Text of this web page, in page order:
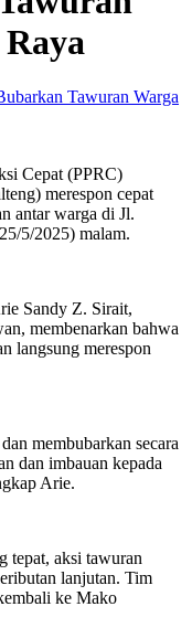
Cepat (PPRC)
merespon cepat
antar warga di Jl.
5/2025) malam.
Sandy Z. Sirait,
membenarkan bahwa
langsung merespon
membubarkan secara
dan imbauan kepada
Arie.
tepat, aksi tawuran
lanjutan. Tim
ke Mako